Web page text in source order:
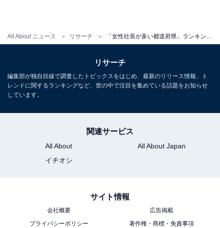
All About ニュース リサーチ
島県」は18年ぶりのトップでした。一方で、「岐阜県」
（5.8％）は13年連続の最下位に。女性社長の割合が低い
製造業の多く集まる中部地方は、総じて順位が低い傾向
【おすすめ記事】
2位 慶應義塾大学、1位は？
リサーチ
編集部が独自目線で調査したトピックスをはじめ、最新のリリース情報、ト
レンドに関するランキングなど、世の中で注目を集めている話題をお知らせ
しています。
関連サービス
All About
All About Japan
イチオシ
サイト情報
会社概要
広告掲載
プライバシーポリシー
著作権・商標・免責事項